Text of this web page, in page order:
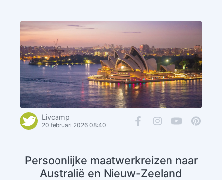
Livcamp
20 februari 2026 08:40
Persoonlijke maatwerkreizen naar
Australië en Nieuw-Zeeland